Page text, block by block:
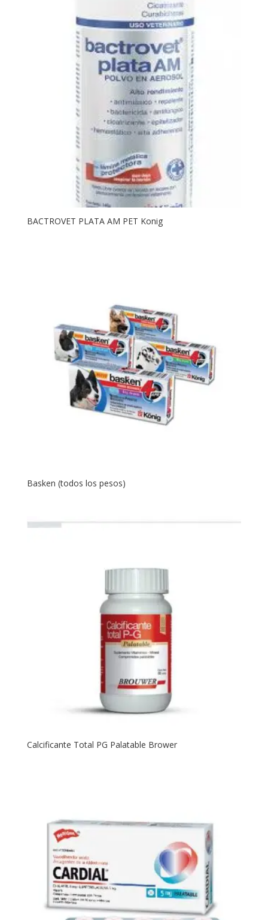
BACTROVET PLATA AM PET Konig
Basken (todos los pesos)
Calcificante Total PG Palatable Brower